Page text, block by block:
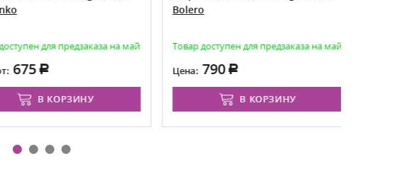
для предзаказа на май
В КОРЗИНУ
Bolero
Товар доступен для предзаказа на май
Цена: 790
В КОРЗИНУ